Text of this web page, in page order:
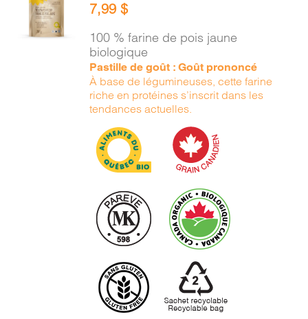
PANIER
/
7,99$
100 % farine de pois jaune
biologique
Pastille de goût : Goût prononcé
À base de légumineuses, cette farine
riche en protéines s’inscrit dans les
tendances actuelles.